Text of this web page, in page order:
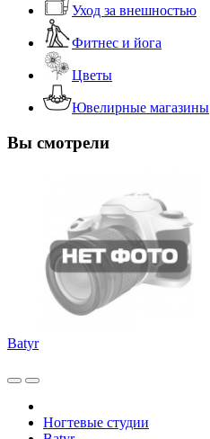
Уход за внешностью
Фитнес и йога
Цветы
Ювелирные магазины
Вы смотрели
Batyr
Ногтевые студии